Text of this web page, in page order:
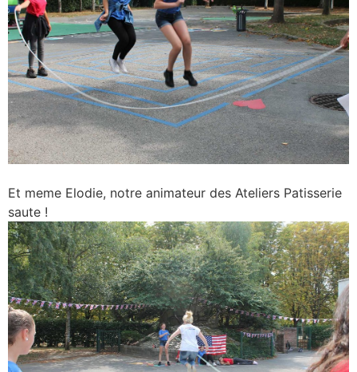
Et meme Elodie, notre animateur des Ateliers Patisserie
saute !